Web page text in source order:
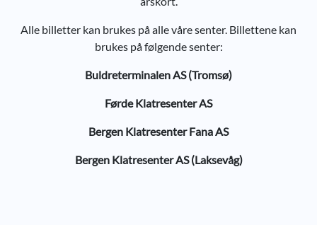
Alle billetter kan brukes på alle våre senter. Billettene kan
brukes på følgende senter:
Buldreterminalen AS (Tromsø)
Førde Klatresenter AS
Bergen Klatresenter Fana AS
Bergen Klatresenter AS (Laksevåg)